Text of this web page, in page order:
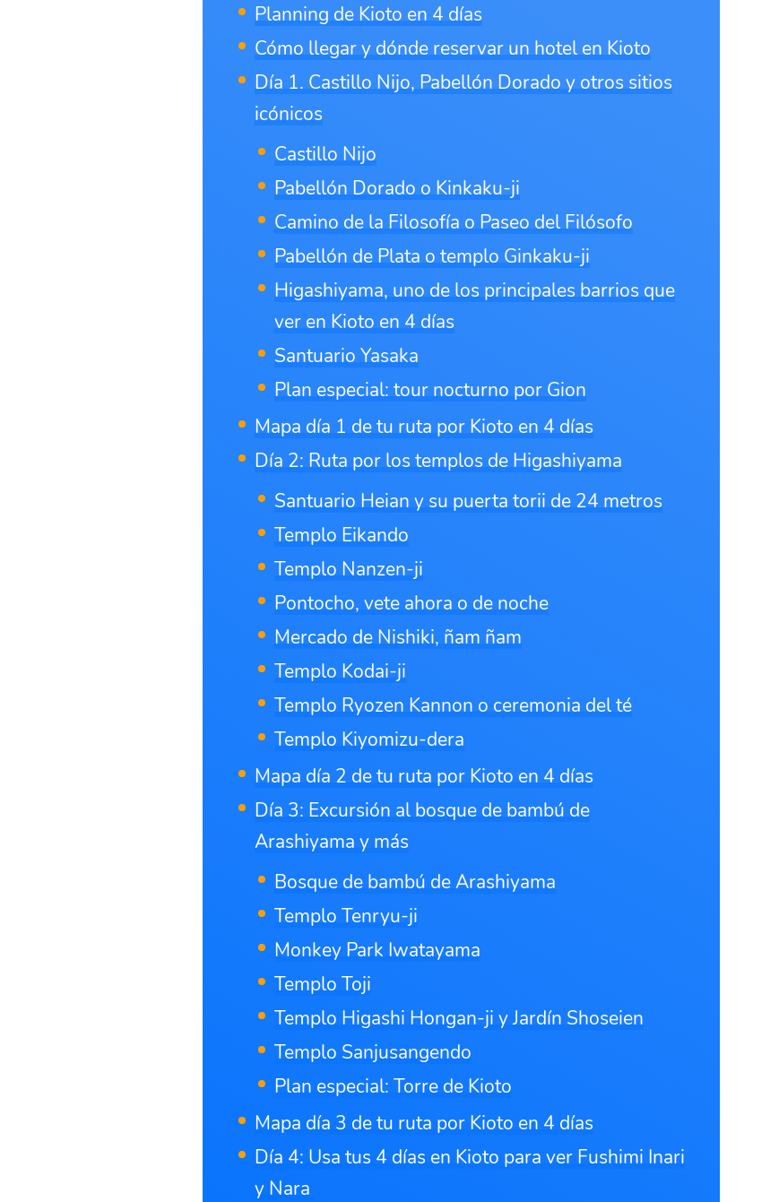
Planning de Kioto en 4 días
Cómo llegar y dónde reservar un hotel en Kioto
Día 1. Castillo Nijo, Pabellón Dorado y otros sitios
icónicos
Castillo Nijo
Pabellón Dorado o Kinkaku-ji
Camino de la Filosofía o Paseo del Filósofo
Pabellón de Plata o templo Ginkaku-ji
Higashiyama, uno de los principales barrios que
ver en Kioto en 4 días
Santuario Yasaka
Plan especial: tour nocturno por Gion
Mapa día 1 de tu ruta por Kioto en 4 días
Día 2: Ruta por los templos de Higashiyama
Santuario Heian y su puerta torii de 24 metros
Templo Eikando
Templo Nanzen-ji
Pontocho, vete ahora o de noche
Mercado de Nishiki, ñam ñam
Templo Kodai-ji
Templo Ryozen Kannon o ceremonia del té
Templo Kiyomizu-dera
Mapa día 2 de tu ruta por Kioto en 4 días
Día 3: Excursión al bosque de bambú de
Arashiyama y más
Bosque de bambú de Arashiyama
Templo Tenryu-ji
Monkey Park Iwatayama
Templo Toji
Templo Higashi Hongan-ji y Jardín Shoseien
Templo Sanjusangendo
Plan especial: Torre de Kioto
Mapa día 3 de tu ruta por Kioto en 4 días
Día 4: Usa tus 4 días en Kioto para ver Fushimi Inari
y Nara